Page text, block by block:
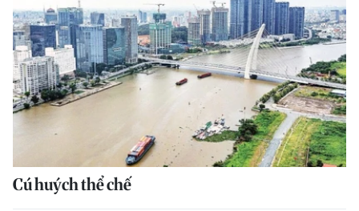
Cú huých thể chế